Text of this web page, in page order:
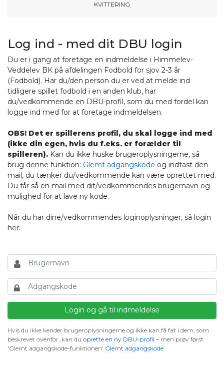
KVITTERING
Log ind - med dit DBU login
Du er i gang at foretage en indmeldelse i Himmelev-
Veddelev BK på afdelingen Fodbold for sjov 2-3 år
(Fodbold). Har du/den person du er ved at melde ind
tidligere spillet fodbold i en anden klub, har
du/vedkommende en DBU-profil, som du med fordel kan
logge ind med for at foretage indmeldelsen.
OBS! Det er spillerens profil, du skal logge ind med
(ikke din egen, hvis du f.eks. er forælder til
spilleren). Kan du ikke huske brugeroplysningerne, så
brug denne funktion: Glemt adgangskode og indtast den
mail, du tænker du/vedkommende kan være oprettet med.
Du får så en mail med dit/vedkommendes brugernavn og
mulighed for at lave ny kode.
Når du har dine/vedkommendes loginoplysninger, så login
her:
Hvis du ikke kender brugeroplysningerne og ikke kan få fat i dem, som
beskrevet ovenfor, kan du oprette en ny DBU-profil – men prøv først
'Glemt adgangskode-funktionen' Glemt adgangskode